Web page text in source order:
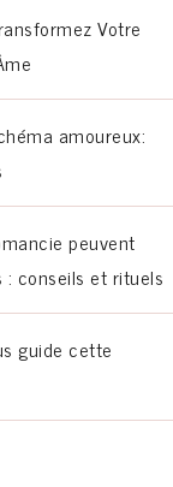
Votre
amoureux:
peuvent
conseils et rituels
guide cette